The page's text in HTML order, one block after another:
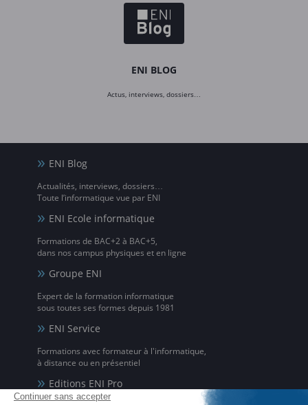
ENI BLOG
Actus, interviews, dossiers…
ENI Blog
Actualités, interviews, dossiers…
Toute l’informatique vue par ENI
ENI Ecole informatique
Formations de BAC+2 à BAC+5,
dans nos campus physiques et en ligne
Groupe ENI
Expert de la formation informatique
sous toutes ses formes depuis 1981
ENI Service
Formations avec formateur à l'informatique,
à distance ou en présentiel
Editions ENI Pro